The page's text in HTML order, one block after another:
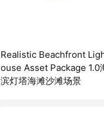
Realistic Beachfront
ouse Asset Package 1.0
滨灯塔海滩沙滩场景